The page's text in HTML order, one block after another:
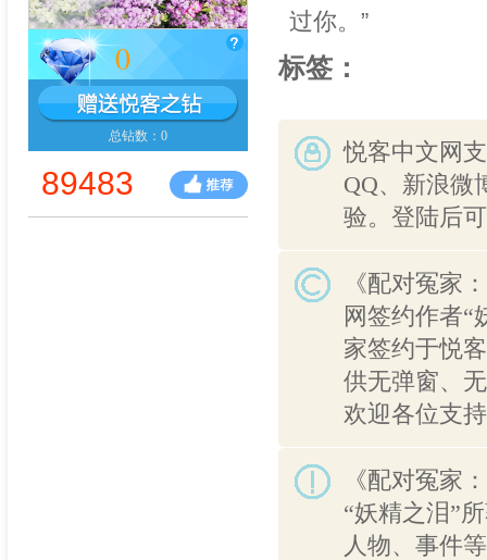
0
总钻数：0
89483
过你。”
标签：
悦客中文网
QQ、新浪微
验。登陆后
《配对冤家
网签约作者“
家签约于悦
供无弹窗、
欢迎各位支
《配对冤家
“妖精之泪”
人物、事件